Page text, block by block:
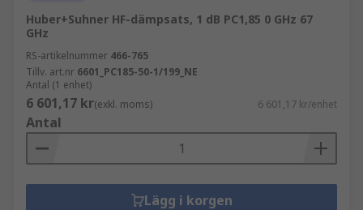
Huber+Suhner HF-dämpsats, 1 dB PC1,85 0 GHz 67
GHz
RS-artikelnummer 466-765
Tillv. art.nr 6601_PC185-50-1/199_NE
Antal (1 enhet)
6 601,17 kr(exkl. moms) 6 601,17 kr/enhet
Antal
Lägg i korgen